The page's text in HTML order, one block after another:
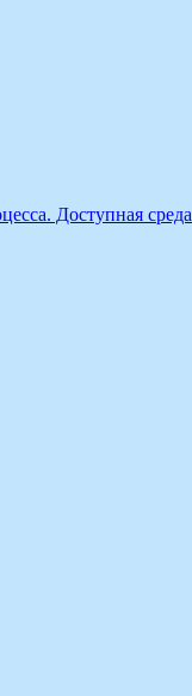
Доступная среда